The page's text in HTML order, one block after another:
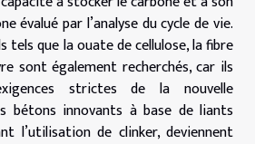
évalué par l’analyse du cycle de vie.
tels que la ouate de cellulose, la fibre
sont également recherchés, car ils
strictes de la nouvelle
bétons innovants à base de liants
l’utilisation de clinker, deviennent